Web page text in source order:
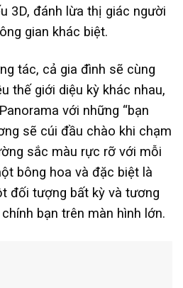
3D, đánh lừa thị giác người
gian khác biệt.
tác, cả gia đình sẽ cùng
thế giới diệu kỳ khác nhau,
với những “bạn
sẽ cúi đầu chào khi chạm
sắc màu rực rỡ với mỗi
bông hoa và đặc biệt là
đối tượng bất kỳ và tương
bạn trên màn hình lớn.